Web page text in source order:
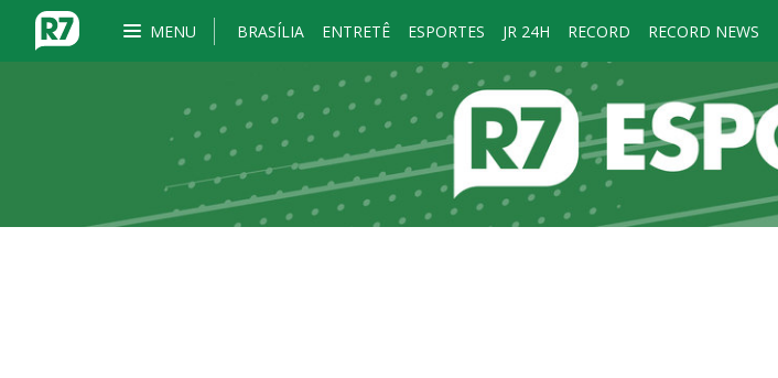
MENU BRASÍLIA ENTRETÊ ESPORTES JR 24H RECORD RECORD NEWS